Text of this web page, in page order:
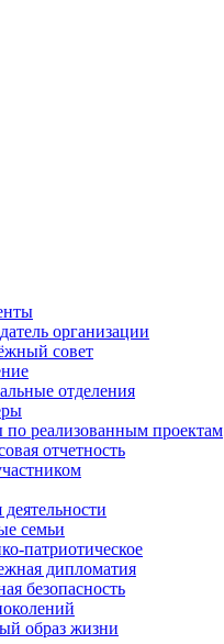
организации
совет
отделения
по реализованным проектам
отчетность
семьи
патриотическое
дипломатия
безопасность
образ жизни